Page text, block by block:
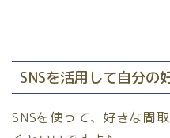
SNSを活用して自分の
SNSを使って、好きな間